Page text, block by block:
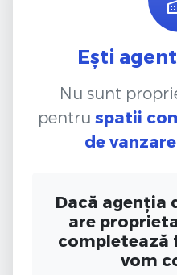
Ești
Nu sunt
pentru spatii
de vanzare
Dacă agenția
are
completează
vom